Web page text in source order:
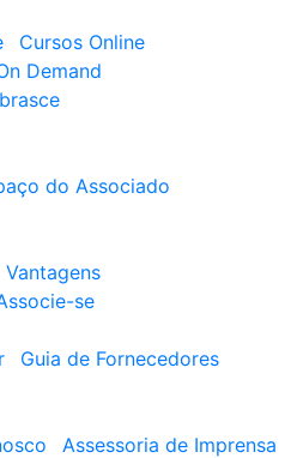
Cursos Online
Demand
do Associado
Vantagens
se
Guia de Fornecedores
Assessoria de Imprensa